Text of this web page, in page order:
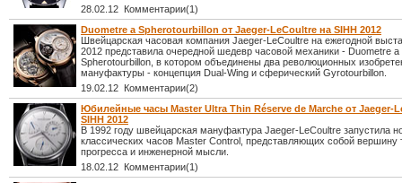
28.02.12 Комментарии(1)
Duometre a Spherotourbillon от Jaeger-LeCoultre на SIHH 2012
Швейцарская чaсовая компания Jaeger-LeCoultre на ежегодной
2012 представила очередной шедевр часовой механики - Duometre a
Spherotourbillon, в котором объединены два революционных
мануфактуры - концепция Dual-Wing и сферический Gyrotourbillon.
19.02.12 Комментарии(2)
Юбилейные часы Master Ultra Thin Réserve de Marche от Jaeger-
SIHH 2012
В 1992 году швейцарская мануфактура Jaeger-LeCoultre запустила
классических часов Master Control, представляющих собой вершину
прогресса и инженерной мысли.
18.02.12 Комментарии(1)